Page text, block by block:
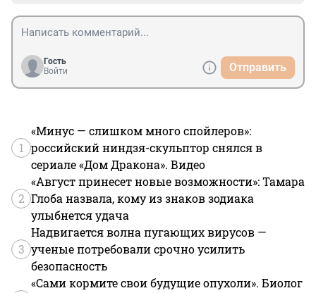
Гость
Войти
Отправить
1
«Минус — слишком много спойлеров»:
российский ниндзя-скульптор снялся в
сериале «Дом Дракона». Видео
2
«Август принесет новые возможности»: Тамара
Глоба назвала, кому из знаков зодиака
улыбнется удача
3
Надвигается волна пугающих вирусов —
ученые потребовали срочно усилить
безопасность
«Сами кормите свои будущие опухоли». Биолог